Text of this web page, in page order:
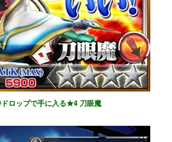
ロップで手に入る★4 刀眼魔